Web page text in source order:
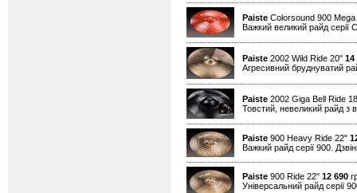
Paiste Colorsound 900
Важкий великий райд серії
Paiste 2002 Wild Ride 20" 14
Агресивний бруднуватий
Paiste 2002 Giga Bell Ride
Товстий, невеликий райд з
Paiste 900 Heavy Ride 22"
Важкий райд серії 900.
Paiste 900 Ride 22" 12 690
Універсальний райд серії